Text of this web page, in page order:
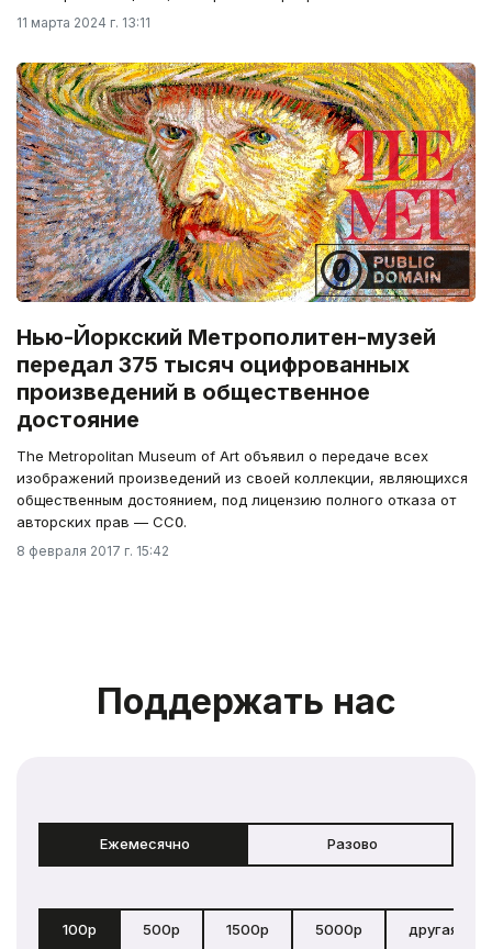
11 марта 2024 г. 13:11
Нью-Йоркский Метрополитен-музей
передал 375 тысяч оцифрованных
произведений в общественное
достояние
The Metropolitan Museum of Art объявил о передаче всех
изображений произведений из своей коллекции, являющихся
общественным достоянием, под лицензию полного отказа от
авторских прав — CC߀.
8 февраля 2017 г. 15:42
Поддержать нас
Ежемесячно Разово
100р 500р 1500р 5000р другая